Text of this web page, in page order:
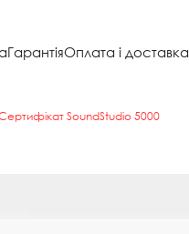
ГарантіяОплата і доставка
SoundStudio 5000